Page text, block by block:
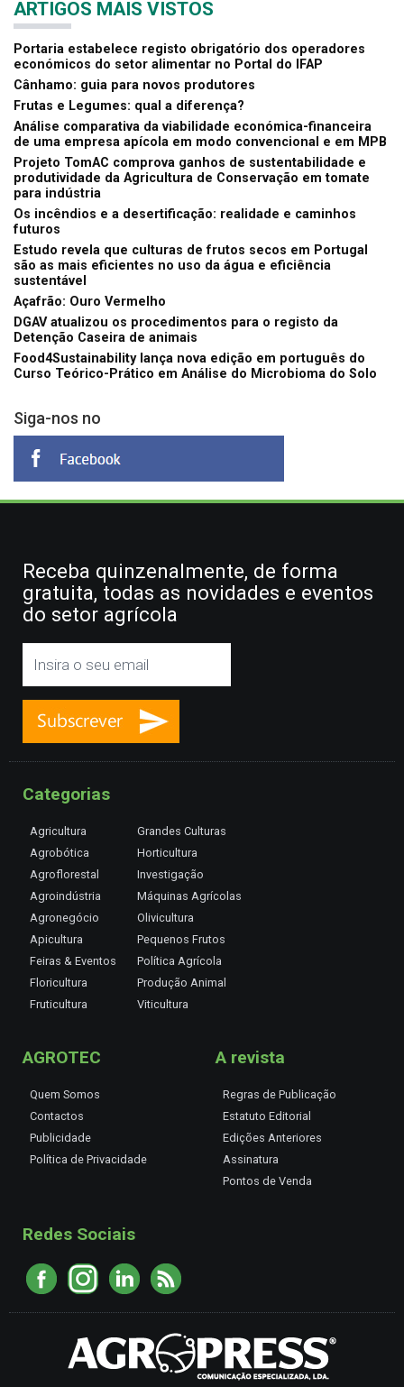
ARTIGOS MAIS VISTOS
Portaria estabelece registo obrigatório dos operadores
económicos do setor alimentar no Portal do IFAP
Cânhamo: guia para novos produtores
Frutas e Legumes: qual a diferença?
Análise comparativa da viabilidade económica-financeira
de uma empresa apícola em modo convencional e em MPB
Projeto TomAC comprova ganhos de sustentabilidade e
produtividade da Agricultura de Conservação em tomate
para indústria
Os incêndios e a desertificação: realidade e caminhos
futuros
Estudo revela que culturas de frutos secos em Portugal
são as mais eficientes no uso da água e eficiência
sustentável
Açafrão: Ouro Vermelho
DGAV atualizou os procedimentos para o registo da
Detenção Caseira de animais
Food4Sustainability lança nova edição em português do
Curso Teórico-Prático em Análise do Microbioma do Solo
Siga-nos no
Receba quinzenalmente, de forma
gratuita, todas as novidades e eventos
do setor agrícola
Categorias
Agricultura
Agrobótica
Agroflorestal
Agroindústria
Agronegócio
Apicultura
Feiras & Eventos
Floricultura
Fruticultura
Grandes Culturas
Horticultura
Investigação
Máquinas Agrícolas
Olivicultura
Pequenos Frutos
Política Agrícola
Produção Animal
Viticultura
AGROTEC
Quem Somos
Contactos
Publicidade
Política de Privacidade
A revista
Regras de Publicação
Estatuto Editorial
Edições Anteriores
Assinatura
Pontos de Venda
Redes Sociais